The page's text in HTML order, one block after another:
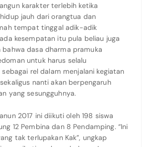
karakter terlebih ketika
jauh dari orangtua dan
tempat tinggal adik-adik
kesempatan itu pula beliau juga
bahwa dasa dharma pramuka
untuk harus selalu
rel dalam menjalani kegiatan
nanti akan berpengaruh
yang sesungguhnya.
2017 ini diikuti oleh 198 siswa
12 Pembina dan 8 Pendamping. “Ini
tak terlupakan Kak”, ungkap